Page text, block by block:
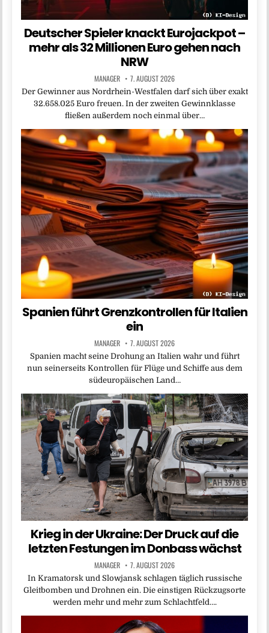
Deutscher Spieler knackt Eurojackpot –
mehr als 32 Millionen Euro gehen nach
NRW
MANAGER 7. AUGUST 2026
Der Gewinner aus Nordrhein-Westfalen darf sich über exakt
32.658.025 Euro freuen. In der zweiten Gewinnklasse
fließen außerdem noch einmal über…
Spanien führt Grenzkontrollen für Italien
ein
MANAGER 7. AUGUST 2026
Spanien macht seine Drohung an Italien wahr und führt
nun seinerseits Kontrollen für Flüge und Schiffe aus dem
südeuropäischen Land…
Krieg in der Ukraine: Der Druck auf die
letzten Festungen im Donbass wächst
MANAGER 7. AUGUST 2026
In Kramatorsk und Slowjansk schlagen täglich russische
Gleitbomben und Drohnen ein. Die einstigen Rückzugsorte
werden mehr und mehr zum Schlachtfeld….